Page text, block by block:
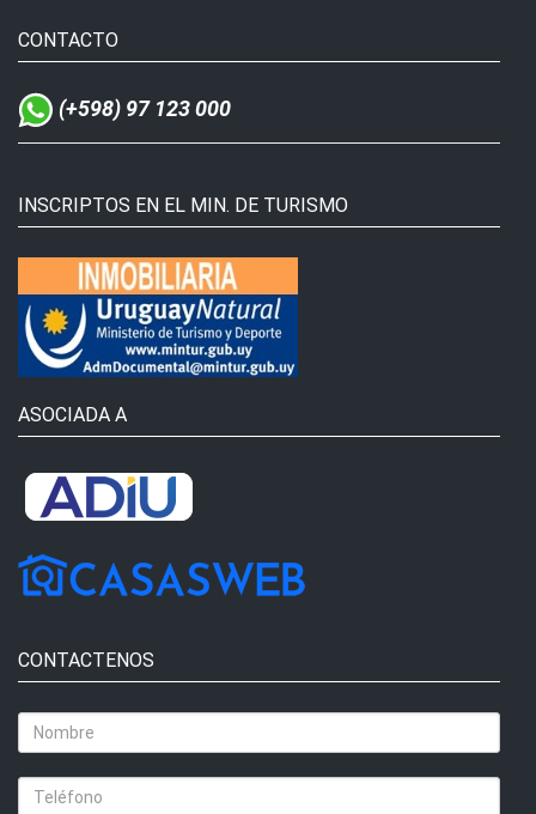
CONTACTO
(+598) 97 123 000
INSCRIPTOS EN EL MIN. DE TURISMO
ASOCIADA A
CONTACTENOS